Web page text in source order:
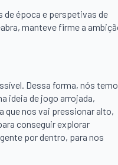
de época e perspetivas de
manteve firme a
Dessa forma, nós
ideia de jogo arrojada,
que nos vai pressionar alto,
conseguir explorar
por dentro, para nos